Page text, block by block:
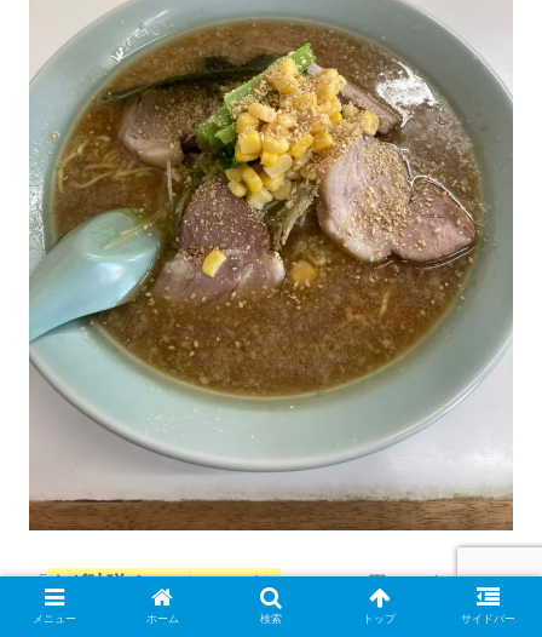
「ネギ味噌チャーシューメン」（1,050円）です。
メニュー ホーム 検索 トップ サイドバー